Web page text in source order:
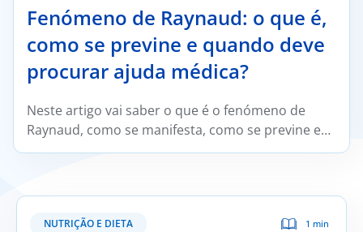
Fenómeno de Raynaud: o que é,
como se previne e quando deve
procurar ajuda médica?
Neste artigo vai saber o que é o fenómeno de
Raynaud, como se manifesta, como se previne e
trata e em que situações deve ser avaliado por um
NUTRIÇÃO E DIETA 1 min